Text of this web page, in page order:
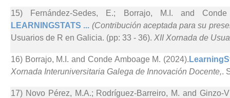
15) Fernández-Sedes, E.; Borrajo, M.I. and
LEARNINGSTATS ... (Contribución aceptada para su
Usuarios de R en Galicia. (pp: 33 - 36). XII Xornada de
16) Borrajo, M.I. and Conde Amboage M. (2024).
Xornada Interuniversitaria Galega de Innovación Docente,.
17) Novo Pérez, M.A.; Rodríguez-Barreiro, M. and Ginzo-